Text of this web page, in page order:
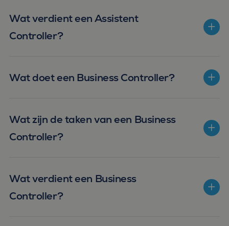
Wat verdient een Assistent
Controller?
Wat doet een Business Controller?
Wat zijn de taken van een Business
Controller?
Wat verdient een Business
Controller?